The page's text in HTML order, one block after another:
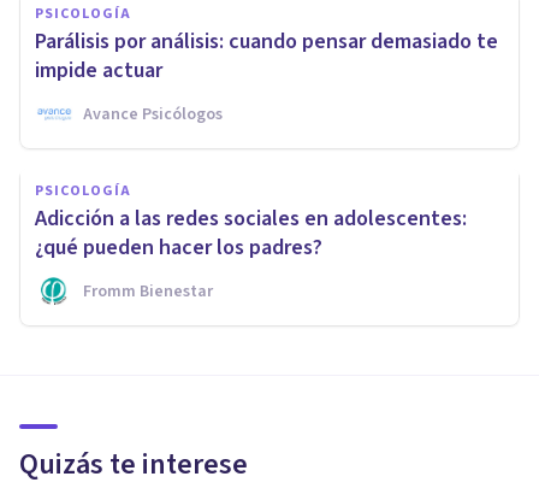
PSICOLOGÍA
Parálisis por análisis: cuando pensar demasiado te
impide actuar
Avance Psicólogos
PSICOLOGÍA
Adicción a las redes sociales en adolescentes:
¿qué pueden hacer los padres?
Fromm Bienestar
Quizás te interese